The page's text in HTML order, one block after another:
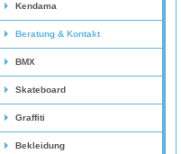
Kendama
Beratung & Kontakt
BMX
Skateboard
Graffiti
Bekleidung